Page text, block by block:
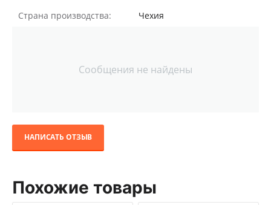
Страна производства:
Чехия
Сообщения не найдены
НАПИСАТЬ ОТЗЫВ
Похожие товары